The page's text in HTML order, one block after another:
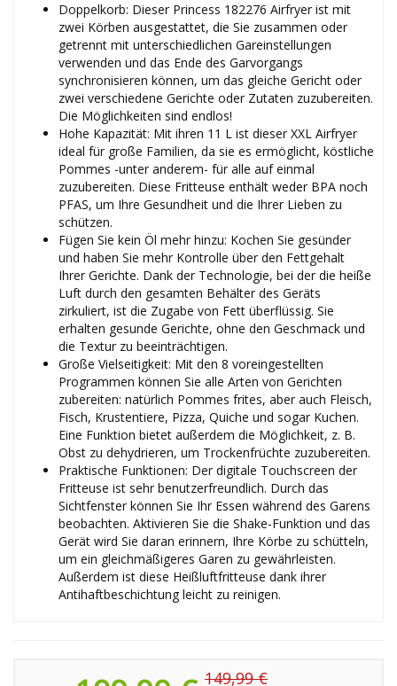
Doppelkorb: Dieser Princess 182276 Airfryer ist mit
zwei Körben ausgestattet, die Sie zusammen oder
getrennt mit unterschiedlichen Gareinstellungen
verwenden und das Ende des Garvorgangs
synchronisieren können, um das gleiche Gericht oder
zwei verschiedene Gerichte oder Zutaten zuzubereiten.
Die Möglichkeiten sind endlos!
Hohe Kapazität: Mit ihren 11 L ist dieser XXL Airfryer
ideal für große Familien, da sie es ermöglicht, köstliche
Pommes -unter anderem- für alle auf einmal
zuzubereiten. Diese Fritteuse enthält weder BPA noch
PFAS, um Ihre Gesundheit und die Ihrer Lieben zu
schützen.
Fügen Sie kein Öl mehr hinzu: Kochen Sie gesünder
und haben Sie mehr Kontrolle über den Fettgehalt
Ihrer Gerichte. Dank der Technologie, bei der die heiße
Luft durch den gesamten Behälter des Geräts
zirkuliert, ist die Zugabe von Fett überflüssig. Sie
erhalten gesunde Gerichte, ohne den Geschmack und
die Textur zu beeinträchtigen.
Große Vielseitigkeit: Mit den 8 voreingestellten
Programmen können Sie alle Arten von Gerichten
zubereiten: natürlich Pommes frites, aber auch Fleisch,
Fisch, Krustentiere, Pizza, Quiche und sogar Kuchen.
Eine Funktion bietet außerdem die Möglichkeit, z. B.
Obst zu dehydrieren, um Trockenfrüchte zuzubereiten.
Praktische Funktionen: Der digitale Touchscreen der
Fritteuse ist sehr benutzerfreundlich. Durch das
Sichtfenster können Sie Ihr Essen während des Garens
beobachten. Aktivieren Sie die Shake-Funktion und das
Gerät wird Sie daran erinnern, Ihre Körbe zu schütteln,
um ein gleichmäßigeres Garen zu gewährleisten.
Außerdem ist diese Heißluftfritteuse dank ihrer
Antihaftbeschichtung leicht zu reinigen.
149,99 €